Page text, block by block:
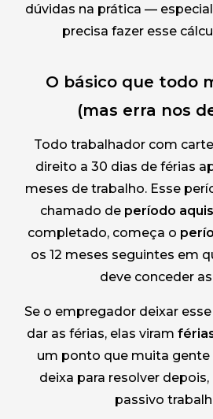
dúvidas na prática —
precisa fazer esse
O básico que todo
(mas erra nos
Todo trabalhador com
direito a 30 dias de férias
meses de trabalho. Esse
chamado de período
completado, começa o
os 12 meses seguintes em
deve conceder
Se o empregador deixar
dar as férias, elas viram
um ponto que muita gente
deixa para resolver
passivo